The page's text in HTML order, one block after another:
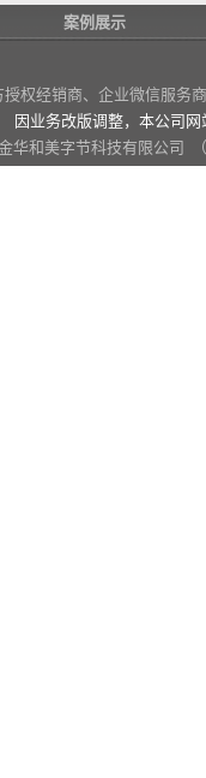
案例展示
授权经销商、企业微信服务
因业务改版调整，本公司
华和美字节科技有限公司